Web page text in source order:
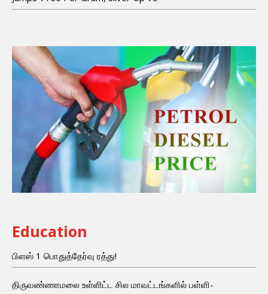
Education
பிளஸ் 1 பொதுத்தேர்வு ரத்து!
திருவண்ணாமலை உள்ளிட்ட சில மாவட்டங்களில் பள்ளி-